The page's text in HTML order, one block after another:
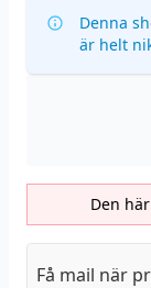
Denna
är helt
Den
Få mail när